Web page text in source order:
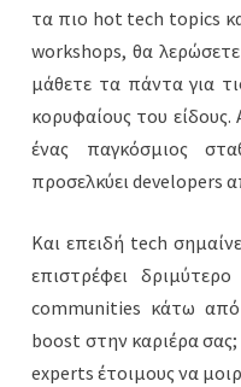
τα πιο hot tech topics
workshops, θα
μάθετε τα πάντα για
κορυφαίους του
ένας παγκόσμιος
προσελκύει developers
Και επειδή tech
επιστρέφει
communities κάτω από
boost στην καριέρα
experts έτοιμους να